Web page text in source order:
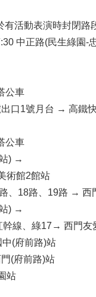
活動表演時封閉路
中正路(民生綠園-
公車
口1號月台 → 高鐵
公車
) →
術館2館站
、18路、19路 → 西
) →
幹線、綠17→ 西門友
(府前路)站
(府前路)站
站